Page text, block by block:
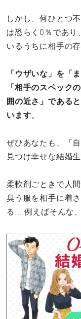
しかし、何ひとつ
は恐らく0％であり
いるうちに相手の
「ウザいな」を「
「相手のスペック
囲の近さ」である
います。
ぜひあなたも、「
見つけ幸せな結婚
柔軟剤ごときで人
臭う服を相手に着
る……例えばそんな